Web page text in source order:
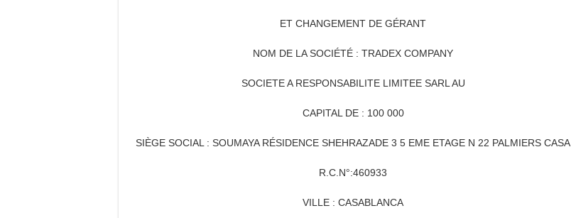
ET CHANGEMENT DE GÉRANT
NOM DE LA SOCIÉTÉ : TRADEX COMPANY
SOCIETE A RESPONSABILITE LIMITEE SARL AU
CAPITAL DE : 100 000
SIÈGE SOCIAL : SOUMAYA RÉSIDENCE SHEHRAZADE 3 5 EME ETAGE N 22 PALMIERS CASA
R.C.N°:460933
VILLE : CASABLANCA